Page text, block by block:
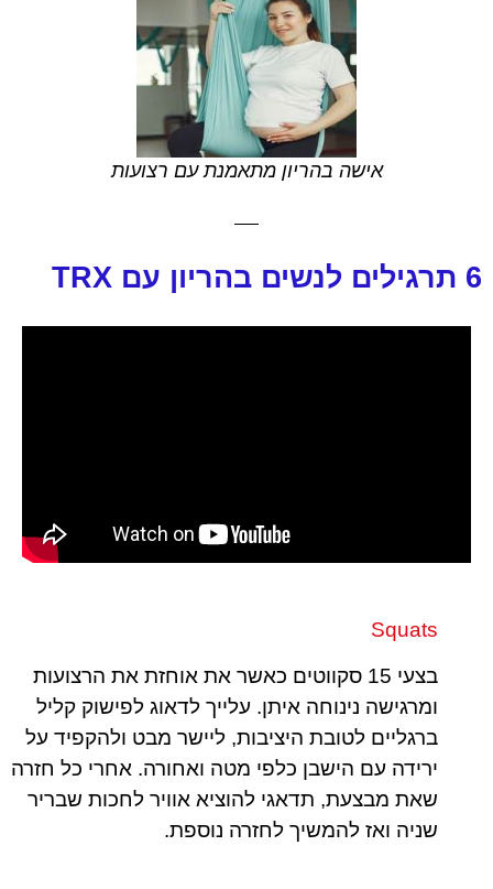
אישה בהריון מתאמנת עם רצועות
6 תרגילים לנשים בהריון עם TRX
Squats
בצעי 15 סקווטים כאשר את אוחזת את הרצועות
ומרגישה נינוחה איתן. עלייך לדאוג לפישוק קליל
ברגליים לטובת היציבות, ליישר מבט ולהקפיד על
ירידה עם הישבן כלפי מטה ואחורה. אחרי כל חזרה
שאת מבצעת, תדאגי להוציא אוויר לחכות שבריר
שניה ואז להמשיך לחזרה נוספת.